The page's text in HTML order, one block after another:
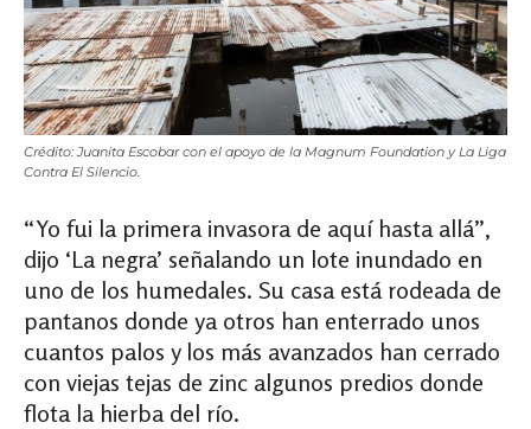
Crédito: Juanita Escobar con el apoyo de la Magnum Foundation y La Liga
Contra El Silencio.
“Yo fui la primera invasora de aquí hasta allá”,
dijo ‘La negra’ señalando un lote inundado en
uno de los humedales. Su casa está rodeada de
pantanos donde ya otros han enterrado unos
cuantos palos y los más avanzados han cerrado
con viejas tejas de zinc algunos predios donde
flota la hierba del río.